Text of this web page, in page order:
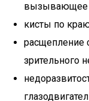
вызывающее
кисты по
расщепление
зрительного